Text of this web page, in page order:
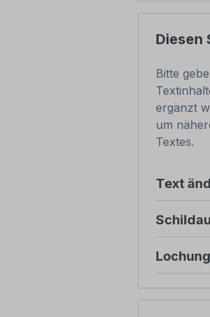
Diesen
Bitte
ergänzt
um
Textes.
Text